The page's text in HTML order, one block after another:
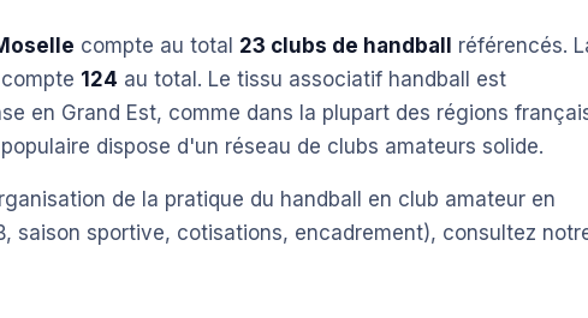
compte au total 23 clubs de handball
référencés.
124 au total. Le tissu associatif handball est
en Grand Est, comme dans la plupart des régions
dispose d'un réseau de clubs amateurs solide.
de la pratique du handball en club amateur en
saison sportive, cotisations, encadrement), consultez